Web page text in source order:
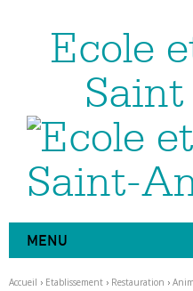
navigation
Ecole
MENU
Accueil › Etablissement › Restauration ›